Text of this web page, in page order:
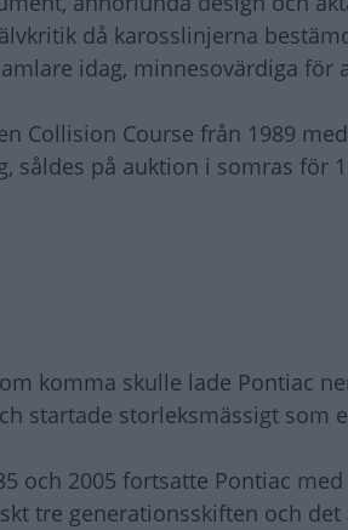
då karosslinjerna
idag, minnesovärdiga för
Course från 1989 med
på auktion i somras för
komma skulle lade Pontiac
startade storleksmässigt som
och 2005 fortsatte Pontiac
tre generationsskiften och